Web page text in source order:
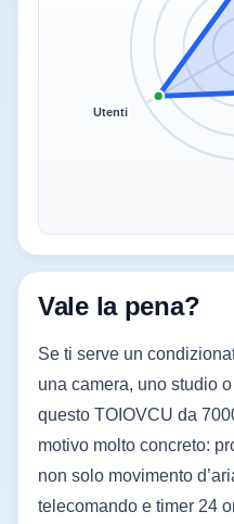
Utenti
Vale la pena?
Se ti serve un
una camera, uno studio
questo TOIOVCU da
motivo molto concreto:
non solo movimento
telecomando e timer 24